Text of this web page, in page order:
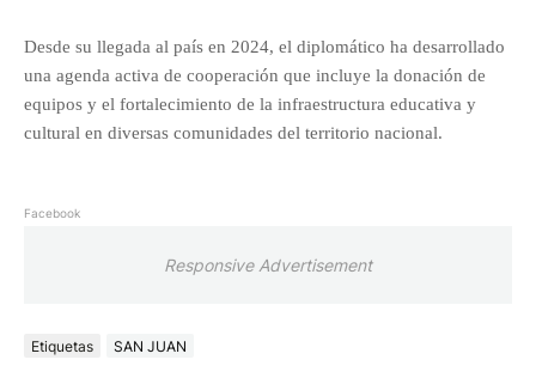
Desde su llegada al país en 2024, el diplomático ha desarrollado
una agenda activa de cooperación que incluye la donación de
equipos y el fortalecimiento de la infraestructura educativa y
cultural en diversas comunidades del territorio nacional.
Facebook
Responsive Advertisement
Etiquetas SAN JUAN